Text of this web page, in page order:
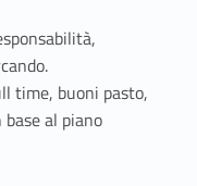
time, buoni pasto,
al piano